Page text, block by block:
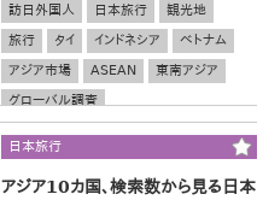
訪日外国人 日本旅行
観光地
旅行
タイ インドネシア
ベトナム
アジア市場
ASEAN
東南アジア
グローバル調査
日本旅行
アジア10カ国、検索数から見る日本